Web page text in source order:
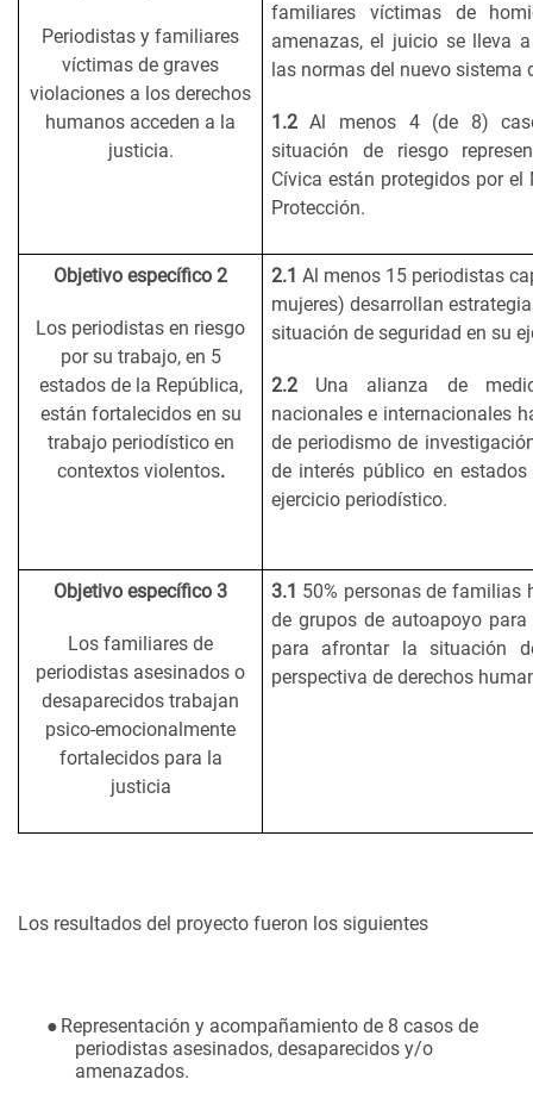
Periodistas y familiares
víctimas de graves
violaciones a los derechos
humanos acceden a la
justicia.
familiares víctimas de
amenazas, el juicio se lleva
las normas del nuevo sistema
1.2Al menos 4 (de 8)
situación de riesgo
Cívica están protegidos por el
Protección.
Objetivo específico 2
Los periodistas en riesgo
por su trabajo, en 5
estados de la República,
están fortalecidos en su
trabajo periodístico en
contextos violentos.
2.1 Al menos 15 periodistas
mujeres) desarrollan
situación de seguridad en su
2.2Una alianza de
nacionales e internacionales
de periodismo de
de interés público en
ejercicio periodístico.
Objetivo específico 3
Los familiares de
periodistas asesinados o
desaparecidos trabajan
psico-emocionalmente
fortalecidos para la
justicia
3.1 50% personas de familias
de grupos de autoapoyo
para afrontar la situación
perspectiva de derechos
Los resultados del proyecto fueron los siguientes
● Representación y acompañamiento de 8 casos de
periodistas asesinados, desaparecidos y/o
amenazados.